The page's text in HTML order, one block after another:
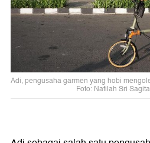
Adi, pengusaha garmen yang hobi
Foto: Nafilah Sri